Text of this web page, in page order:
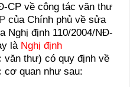
CP về công tác văn thư
của Chính phủ về sửa
Nghị định 110/2004/NĐ-
là Nghị định
văn thư) có quy định về
cơ quan như sau: